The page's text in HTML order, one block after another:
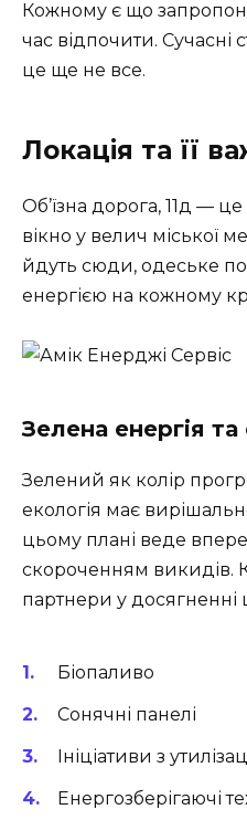
Кожному є що
час відпочити. Сучасні
це ще не все.
Локація та її
Об’їзна дорога, 11д —
вікно у велич міської
йдуть сюди, одеське
енергією на кожному
Зелена енергія та
Зелений як колір
екологія має
цьому плані веде
скороченням викидів.
партнери у досягненні
Біопаливо
Сонячні панелі
Ініціативи з
Енергозберігаючі